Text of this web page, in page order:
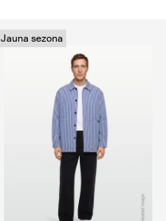
Jauna sezona